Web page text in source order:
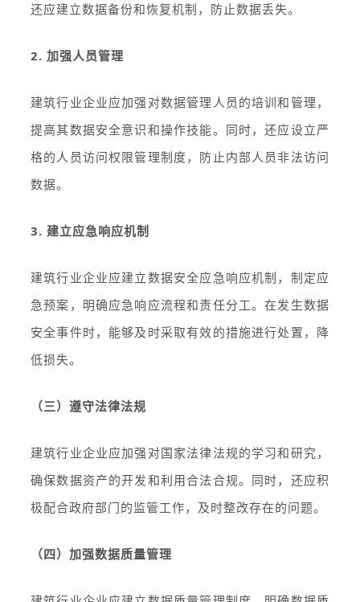
还应建立数据备份和恢复机制，防止数据丢失。
2. 加强人员管理
建筑行业企业应加强对数据管理人员的培训和管理，
提高其数据安全意识和操作技能。同时，还应设立严
格的人员访问权限管理制度，防止内部人员非法访问
数据。
3. 建立应急响应机制
建筑行业企业应建立数据安全应急响应机制，制定应
急预案，明确应急响应流程和责任分工。在发生数据
安全事件时，能够及时采取有效的措施进行处置，降
低损失。
（三）遵守法律法规
建筑行业企业应加强对国家法律法规的学习和研究，
确保数据资产的开发和利用合法合规。同时，还应积
极配合政府部门的监管工作，及时整改存在的问题。
（四）加强数据质量管理